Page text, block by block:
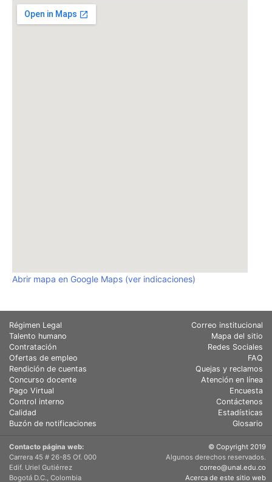
Abrir mapa en Google Maps (ver indicaciones)
Régimen Legal
Talento humano
Contratación
Ofertas de empleo
Rendición de cuentas
Concurso docente
Pago Virtual
Control interno
Calidad
Buzón de notificaciones
Correo institucional
Mapa del sitio
Redes Sociales
FAQ
Quejas y reclamos
Atención en línea
Encuesta
Contáctenos
Estadísticas
Glosario
Contacto página web:
Carrera 45 # 26-85 Of. 000
Edif. Uriel Gutiérrez
Bogotá D.C., Colombia
© Copyright 2019
Algunos derechos reservados.
correo@unal.edu.co
Acerca de este sitio web